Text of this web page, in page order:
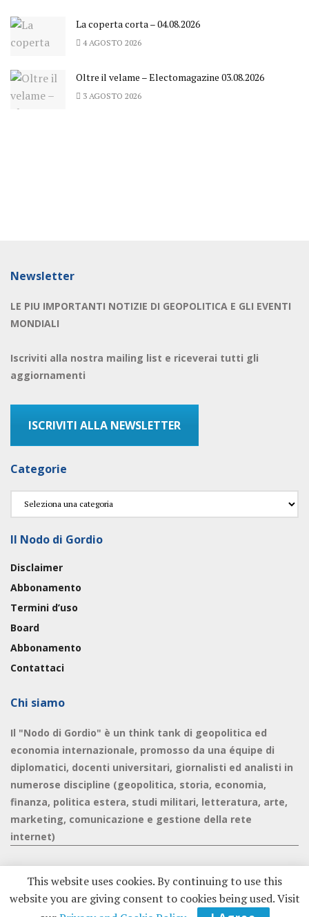
La coperta corta – 04.08.2026
4 AGOSTO 2026
Oltre il velame – Electomagazine 03.08.2026
3 AGOSTO 2026
Newsletter
LE PIU IMPORTANTI NOTIZIE DI GEOPOLITICA E GLI EVENTI
MONDIALI
Iscriviti alla nostra mailing list e riceverai tutti gli
aggiornamenti
ISCRIVITI ALLA NEWSLETTER
Categorie
Categorie
Il Nodo di Gordio
Disclaimer
Abbonamento
Termini d’uso
Board
Abbonamento
Contattaci
Chi siamo
Il "Nodo di Gordio" è un think tank di geopolitica ed
economia internazionale, promosso da una équipe di
diplomatici, docenti universitari, giornalisti ed analisti in
numerose discipline (geopolitica, storia, economia,
finanza, politica estera, studi militari, letteratura, arte,
marketing, comunicazione e gestione della rete
internet)
© 2020 - Nodo di Gordio - Privacy Policy |Cookie Policy
This website uses cookies. By continuing to use this
website you are giving consent to cookies being used. Visit